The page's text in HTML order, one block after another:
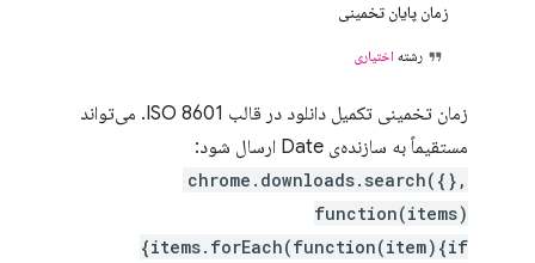
زمان پایان تخمینی
رشته اختیاری
زمان تخمینی تکمیل دانلود در قالب ISO 8601. می‌تواند
مستقیماً به سازنده‌ی Date ارسال شود:
chrome.downloads.search({},
function(items)
{items.forEach(function(item){if